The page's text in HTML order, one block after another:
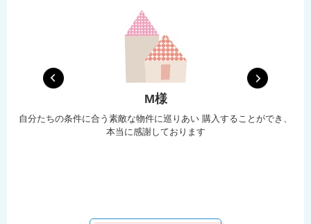
M様
自分たちの条件に合う素敵な物件に巡りあい 購入することができ、
本当に感謝しております